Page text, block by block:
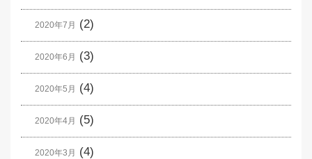
2020年7月 (2)
2020年6月 (3)
2020年5月 (4)
2020年4月 (5)
2020年3月 (4)